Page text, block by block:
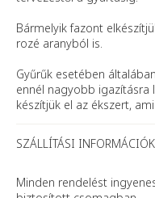
Bármelyik fazont
rozé aranyból is.
Gyűrűk esetében
ennél nagyobb igazításra
készítjük el az ékszert,
SZÁLLÍTÁSI INFORMÁCIÓK
Minden rendelést